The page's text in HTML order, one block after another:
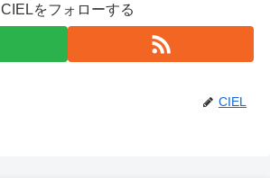
CIELをフォローする
CIEL